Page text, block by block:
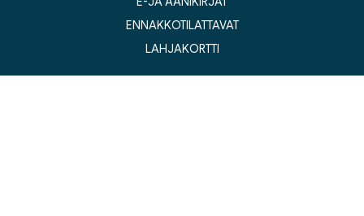
ENNAKKOTILATTAVAT
LAHJAKORTTI